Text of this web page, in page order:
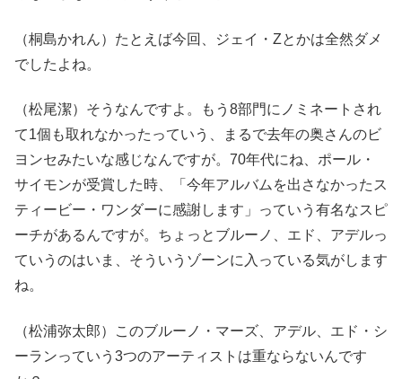
（桐島かれん）たとえば今回、ジェイ・Zとかは全然ダメ
でしたよね。
（松尾潔）そうなんですよ。もう8部門にノミネートされ
て1個も取れなかったっていう、まるで去年の奥さんのビ
ヨンセみたいな感じなんですが。70年代にね、ポール・
サイモンが受賞した時、「今年アルバムを出さなかったス
ティービー・ワンダーに感謝します」っていう有名なスピ
ーチがあるんですが。ちょっとブルーノ、エド、アデルっ
ていうのはいま、そういうゾーンに入っている気がします
ね。
（松浦弥太郎）このブルーノ・マーズ、アデル、エド・シ
ーランっていう3つのアーティストは重ならないんです